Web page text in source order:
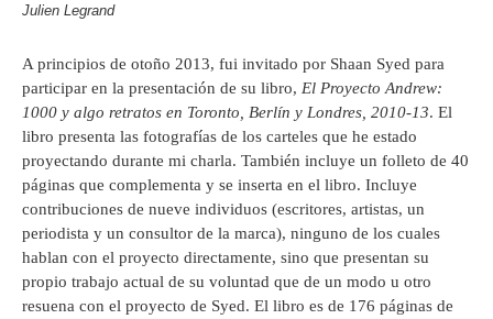
Julien Legrand
A principios de otoño 2013, fui invitado por Shaan Syed para
participar en la presentación de su libro, El Proyecto Andrew:
1000 y algo retratos en Toronto, Berlín y Londres, 2010-13. El
libro presenta las fotografías de los carteles que he estado
proyectando durante mi charla. También incluye un folleto de 40
páginas que complementa y se inserta en el libro. Incluye
contribuciones de nueve individuos (escritores, artistas, un
periodista y un consultor de la marca), ninguno de los cuales
hablan con el proyecto directamente, sino que presentan su
propio trabajo actual de su voluntad que de un modo u otro
resuena con el proyecto de Syed. El libro es de 176 páginas de